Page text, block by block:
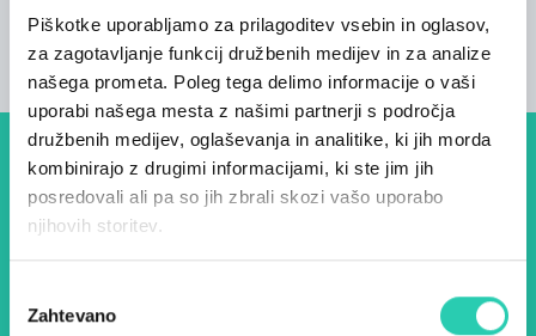
Piškotke uporabljamo za prilagoditev vsebin in oglasov,
za zagotavljanje funkcij družbenih medijev in za analize
našega prometa. Poleg tega delimo informacije o vaši
uporabi našega mesta z našimi partnerji s področja
družbenih medijev, oglaševanja in analitike, ki jih morda
kombinirajo z drugimi informacijami, ki ste jim jih
posredovali ali pa so jih zbrali skozi vašo uporabo
njihovih storitev.
soglasja
Zahtevano
Dogodki, članki in zgodbe iz
evropske prestolnice kulture
– prijavite se na naš novičnik
in ostanite na tekočem z